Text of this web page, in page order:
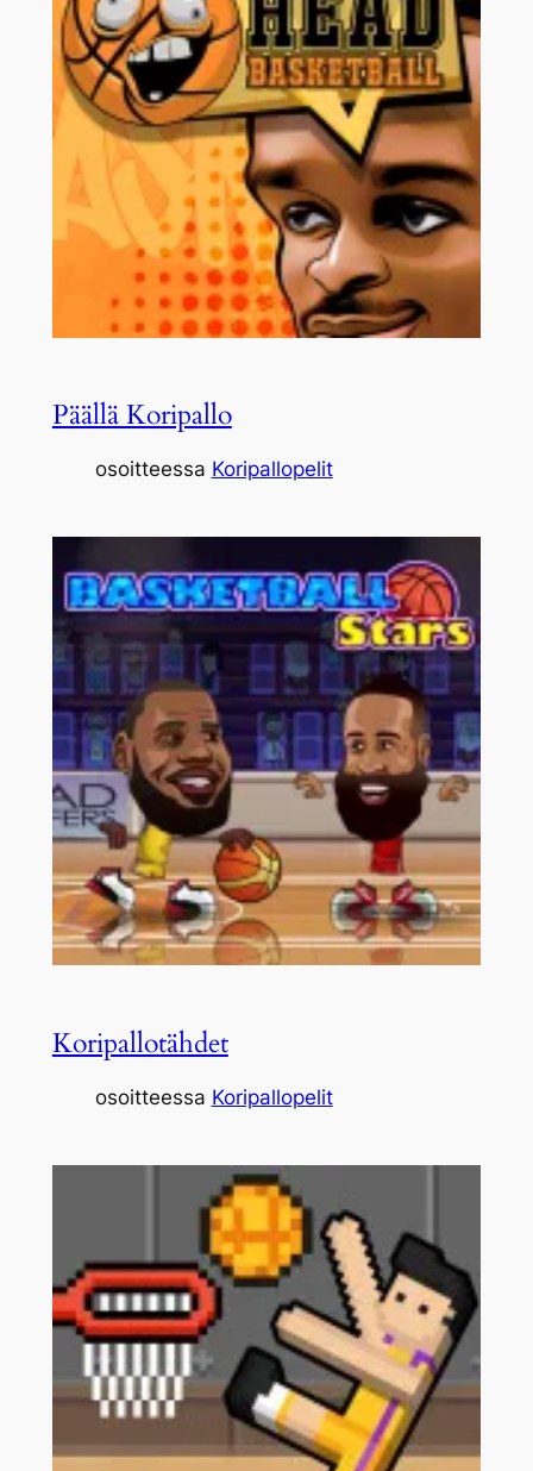
Päällä Koripallo
osoitteessa Koripallopelit
Koripallotähdet
osoitteessa Koripallopelit